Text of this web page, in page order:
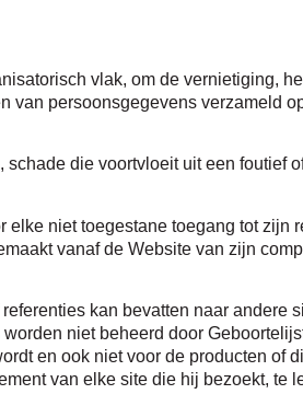
vlak, om de vernietiging,
van persoonsgegevens verzameld
die voortvloeit uit een foutief
niet toegestane toegang tot zijn
vanaf de Website van zijn
kan bevatten naar andere
niet beheerd door
en ook niet voor de producten of
van elke site die hij bezoekt, te